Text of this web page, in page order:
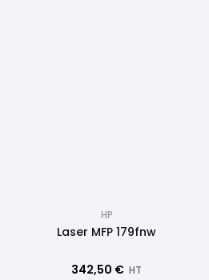
HP
Laser MFP 179fnw
342,50 € HT